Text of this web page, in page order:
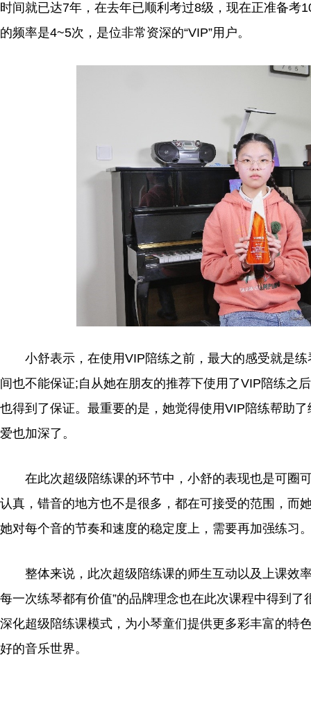
时间就已达7年，在去年已顺利考过8级，现在正准备考
的频率是4~5次，是位非常资深的“VIP”用户。
小舒表示，在使用VIP陪练之前，最大的感受就是
间也不能保证;自从她在朋友的推荐下使用了VIP陪练之
也得到了保证。最重要的是，她觉得使用VIP陪练帮助了
爱也加深了。
在此次超级陪练课的环节中，小舒的表现也是可圈
认真，错音的地方也不是很多，都在可接受的范围，而
她对每个音的节奏和速度的稳定度上，需要再加强练习
整体来说，此次超级陪练课的师生互动以及上课效
每一次练琴都有价值”的品牌理念也在此次课程中得到
深化超级陪练课模式，为小琴童们提供更多彩丰富的特
好的音乐世界。